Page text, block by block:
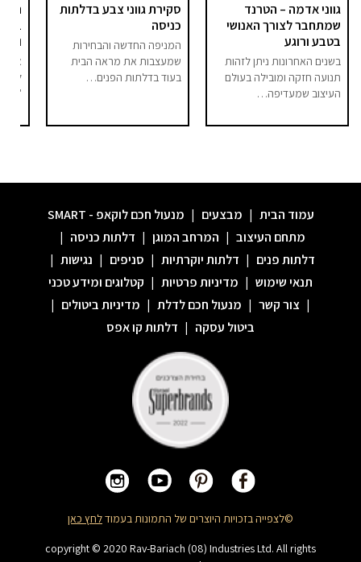
גווני אדמה – הטרנד
שמתחבר לצורך האנושי
בטבע ורוגע
בשנים האחרונות ניתן לזהות
תנועה חזקה ומובילה בעולם
העיצוב שמעדיפה…
סקירת גווני צבע בדלתות
כניסה
המניפה החדשה והבחירות
שמעצבות את מראה הבית
בעוד בדלתות הפנים…
אם
עמוד הבית | מבצעים | מנעול חכם לוקאפ - SMART
מתחם העיצוב | המרחב המוגן | דלתות כניסה |
דלתות פנים | דלתות יוקרתיות | סניפים | נגישות |
תנאי שימוש | מדיניות פרטיות | קטלוגים ומידע טכני
| צור קשר | מנעול חכם לדלת | מדיניות ביטולים |
ביטול עסקה | דלתות קו אפס
©לצפייה בזכויות היוצרים של התמונות בעמודלחץ כאן
copyright © 2020 Rav-Bariach (08) Industries Ltd. All rights